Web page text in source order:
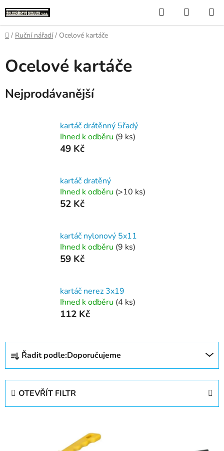
na
obsah
Hledat
KOŠÍK
Domů
/ Ruční nářadí / Ocelové kartáče
Ocelové kartáče
Nejprodávanější
kartáč drátěnný 5řadý
Ihned k odběru (9 ks)
49 Kč
kartáč dratěný
Ihned k odběru (>10 ks)
52 Kč
kartáč nylonový 5x11
Ihned k odběru (9 ks)
59 Kč
kartáč nerez 3x19
Ihned k odběru (4 ks)
112 Kč
Ř
z
Řadit podle:Doporučujeme
OTEVŘÍT FILTR